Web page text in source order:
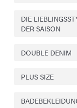
DIE
DER SAISON
DOUBLE DENIM
PLUS SIZE